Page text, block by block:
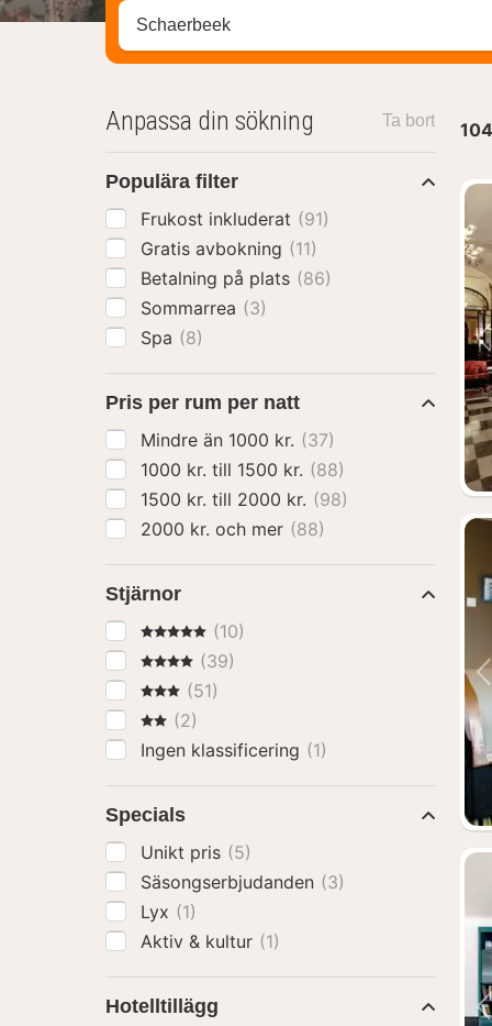
Sök efter hotell, område eller stad
104
Anpassa din sökning Ta bort
Populära filter
Frukost inkluderat (91)
Gratis avbokning (11)
Betalning på plats (86)
Sommarrea (3)
Spa (8)
Pris per rum per natt
Mindre än 1000 kr. (37)
1000 kr. till 1500 kr. (88)
1500 kr. till 2000 kr. (98)
2000 kr. och mer (88)
Stjärnor
5 Stjärnor(10)
4 Stjärnor
(39)
3 Stjärnor
(51)
2 Stjärnor
(2)
Ingen klassificering (1)
Specials
Unikt pris (5)
Säsongserbjudanden (3)
Lyx (1)
Aktiv & kultur (1)
Hotelltillägg